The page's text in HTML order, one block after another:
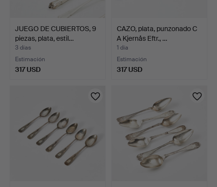
JUEGO DE CUBIERTOS, 9
piezas, plata, estil…
3 días
Estimación
317 USD
CAZO, plata, punzonado C
A Kjernås Eftr., …
1 día
Estimación
317 USD